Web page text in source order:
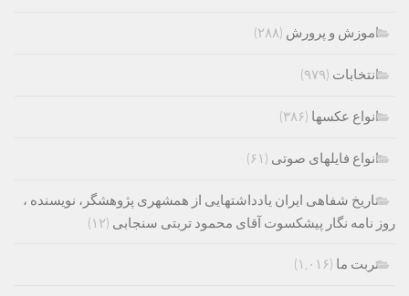
اموزش و پرورش (۲۸۸)
انتخابات (۹۷۹)
انواع عکسها (۳۸۶)
انواع فایلهای صوتی (۶۱)
تاریخ شفاهی ایران یادداشتهایی از همشهری پژوهشگر، نویسنده ،
روز نامه نگار پیشکسوت آقای محمود تربتی سنجابی (۱۲)
تربت ما (۱,۰۱۶)